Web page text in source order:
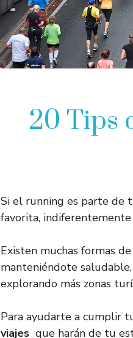
20 Tips
Si el running es parte de
favorita,
Existen muchas formas
manteniéndote
explorando más zonas
Para ayudarte a cumplir
viajes que harán de tu